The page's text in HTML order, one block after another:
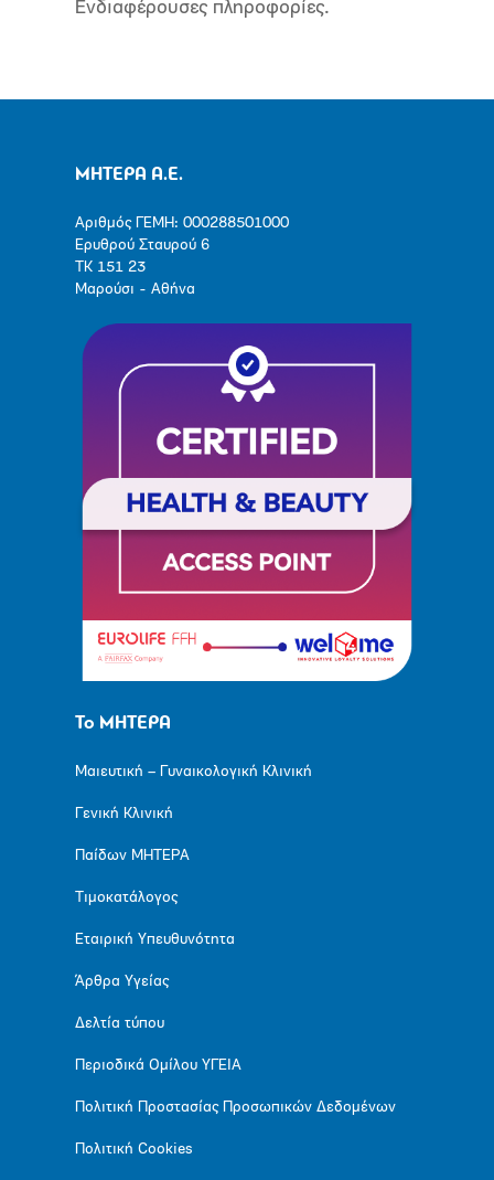
Ενδιαφέρουσες πληροφορίες.
ΜΗΤΕΡΑ Α.Ε.
Αριθμός ΓΕΜΗ: 000288501000
Ερυθρού Σταυρού 6
ΤΚ 151 23
Μαρούσι - Αθήνα
Το ΜΗΤΕΡΑ
Μαιευτική – Γυναικολογική Κλινική
Γενική Κλινική
Παίδων ΜΗΤΕΡΑ
Τιμοκατάλογος
Εταιρική Υπευθυνότητα
Άρθρα Υγείας
Δελτία τύπου
Περιοδικά Ομίλου ΥΓΕΙΑ
Πολιτική Προστασίας Προσωπικών Δεδομένων
Πολιτική Cookies